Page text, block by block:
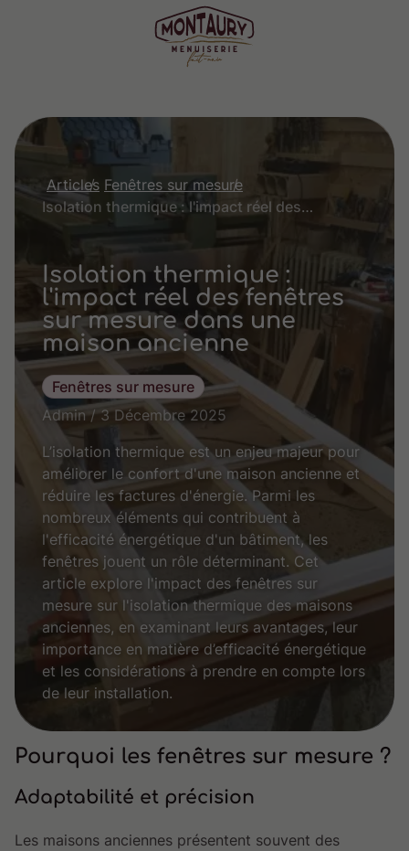
Articles Fenêtres sur mesure
Isolation thermique : l'impact réel des fenêtres sur mesure dans une maison ancienne
Isolation thermique :
l'impact réel des fenêtres
sur mesure dans une
maison ancienne
Fenêtres sur mesure
Admin / 3 Décembre 2025
L’isolation thermique est un enjeu majeur pour
améliorer le confort d'une maison ancienne et
réduire les factures d'énergie. Parmi les
nombreux éléments qui contribuent à
l'efficacité énergétique d'un bâtiment, les
fenêtres jouent un rôle déterminant. Cet
article explore l'impact des fenêtres sur
mesure sur l'isolation thermique des maisons
anciennes, en examinant leurs avantages, leur
importance en matière d’efficacité énergétique
et les considérations à prendre en compte lors
de leur installation.
Pourquoi les fenêtres sur mesure ?
Adaptabilité et précision
Les maisons anciennes présentent souvent des